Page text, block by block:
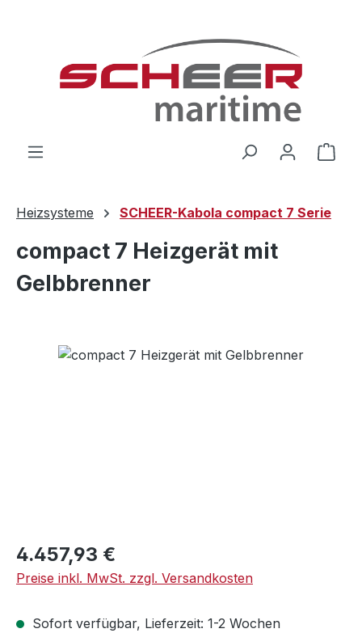
Heizsysteme SCHEER-Kabola compact 7 Serie
compact 7 Heizgerät mit
Gelbbrenner
Bildergalerie überspringen
Regulärer Preis:
4.457,93 €
Preise inkl. MwSt. zzgl. Versandkosten
Sofort verfügbar, Lieferzeit: 1-2 Wochen